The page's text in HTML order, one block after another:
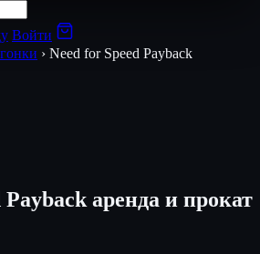
Войти
› Need for Speed Payback
Payback аренда и прокат